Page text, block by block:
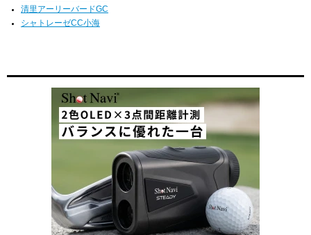
清里アーリーバードGC
シャトレーゼCC小海